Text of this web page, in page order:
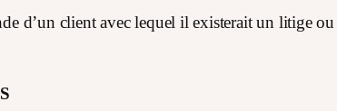
d’un client avec lequel il existerait un litige